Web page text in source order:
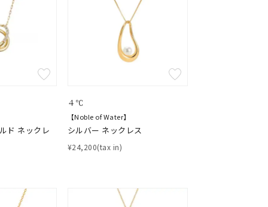
ド ネックレ
４℃
【Noble of Water】
シルバー ネックレス
¥24,200(tax in)